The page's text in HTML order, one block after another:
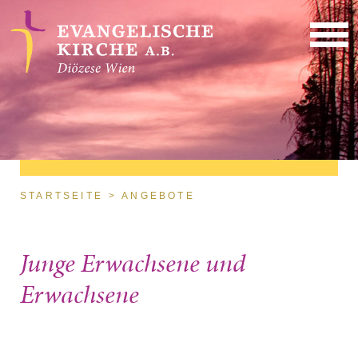
Direkt zum Inhalt
Sie sind hier
STARTSEITE ANGEBOTE
Junge Erwachsene und
Erwachsene